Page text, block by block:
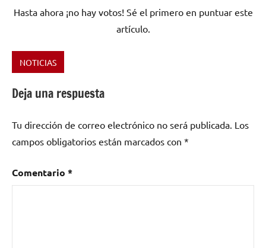
Hasta ahora ¡no hay votos! Sé el primero en puntuar este
artículo.
Barcelona,
Paradise,
I'm
New
Metal,
NOTICIAS
Deja una respuesta
Tu dirección de correo electrónico no será publicada. Los
campos obligatorios están marcados con *
Comentario *